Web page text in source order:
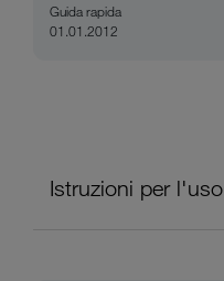
Guida rapida
01.01.2012
Istruzioni per l'uso